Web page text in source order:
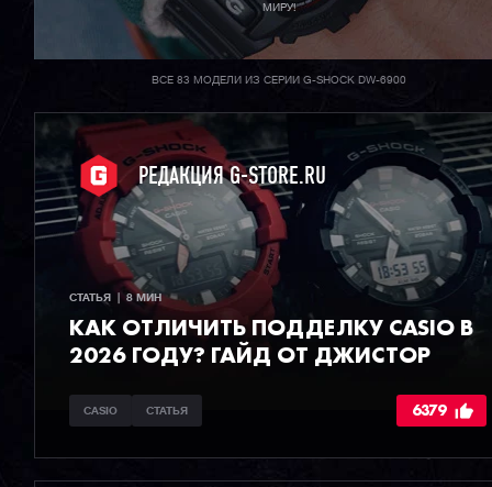
МИРУ!
ВСЕ 83 МОДЕЛИ ИЗ СЕРИИ G-SHOCK DW-6900
РЕДАКЦИЯ G-STORE.RU
СТАТЬЯ  |  8 МИН
КАК ОТЛИЧИТЬ ПОДДЕЛКУ CASIO В
2026 ГОДУ? ГАЙД ОТ ДЖИСТОР
CASIO СТАТЬЯ 6379